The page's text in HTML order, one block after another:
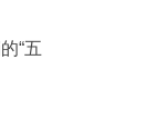
“五